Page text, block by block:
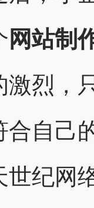
网站制
激烈，
合自己
世纪网